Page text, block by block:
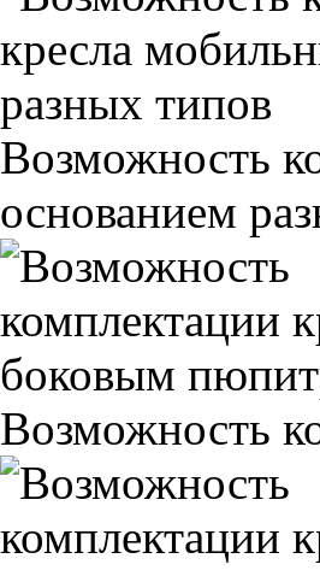
Возможность
основанием
Возможность